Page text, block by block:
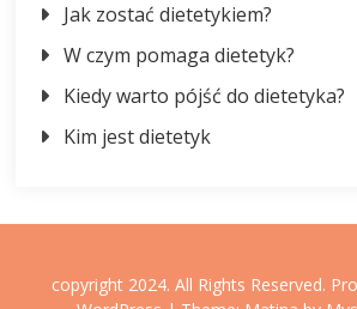
Jak zostać dietetykiem?
W czym pomaga dietetyk?
Kiedy warto pójść do dietetyka?
Kim jest dietetyk
copyright 2024. All Rights Reserved.